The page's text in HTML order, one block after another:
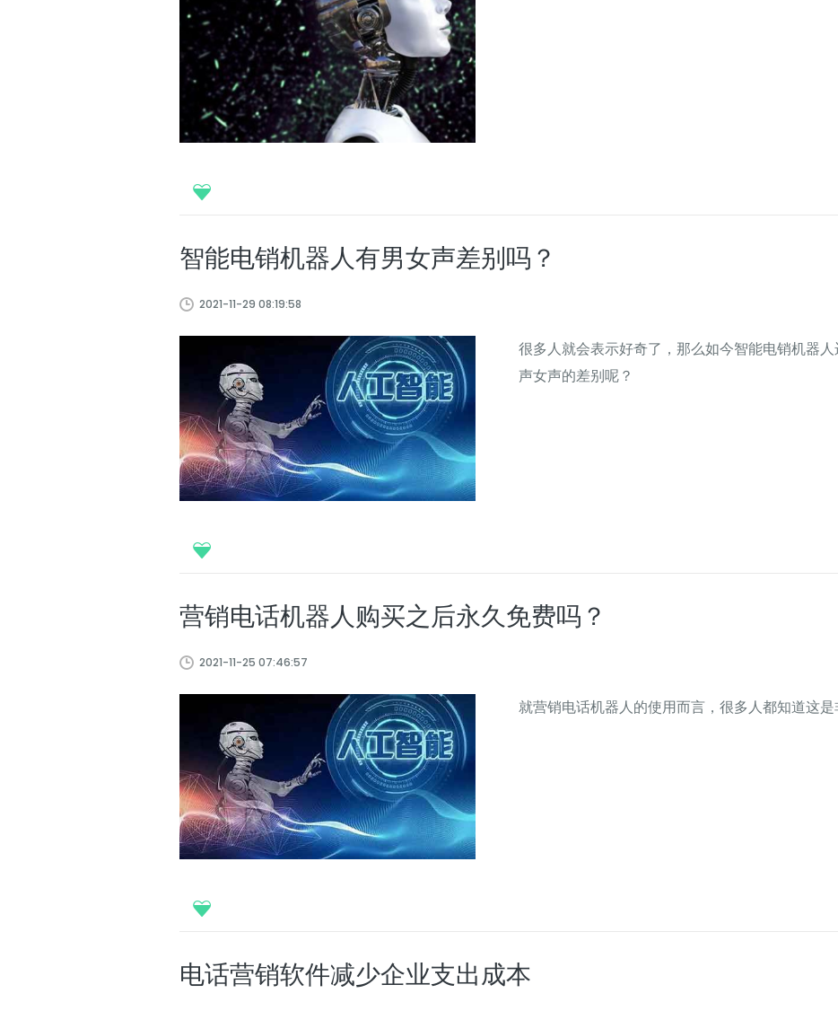
智能电销机器人有男女声差别吗？
2021-11-29 08:19:58
很多人就会表示好奇了，那么如今智能电销机器
声女声的差别呢？
营销电话机器人购买之后永久免费吗？
2021-11-25 07:46:57
就营销电话机器人的使用而言，很多人都知道这是
电话营销软件减少企业支出成本